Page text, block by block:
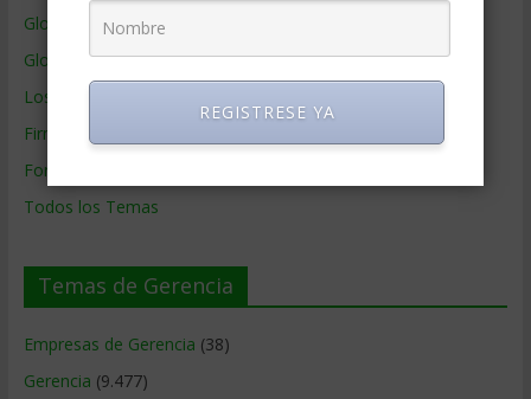
Glosario
Glosario Inglés – Español
Los mejores MBA
Firmas de Gerencia
Formación de Gerencia
Todos los Temas
Temas de Gerencia
Empresas de Gerencia (38)
Gerencia (9.477)
REGISTRESE YA